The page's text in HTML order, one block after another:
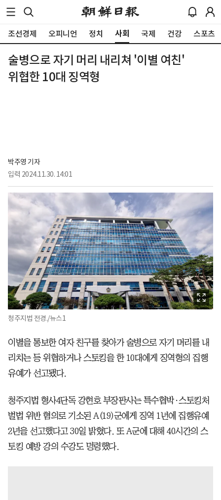
조선경제 오피니언 정치 사회 국제 건강 스포츠
술병으로 자기 머리 내리쳐 '이별 여친'
위협한 10대 징역형
박주영 기자
입력 2024.11.30. 14:01
청주지법 전경./뉴스1
이별을 통보한 여자 친구를 찾아가 술병으로 자기 머리를 내
리치는 등 위협하거나 스토킹을 한 10대에게 징역형의 집행
유예가 선고됐다.
청주지법 형사4단독 강현호 부장판사는 특수협박·스토킹처
벌법 위반 혐의로 기소된 A(19)군에게 징역 1년에 집행유예
2년을 선고했다고 30일 밝혔다. 또 A군에 대해 40시간의 스
토킹 예방 강의 수강도 명령했다.